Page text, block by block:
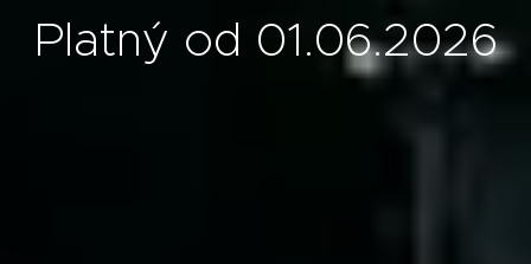
Platný od 01.06.2026